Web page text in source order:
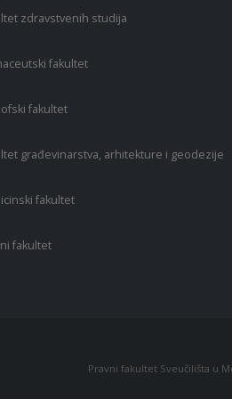
zdravstvenih studija
fakultet
fakultet
građevinarstva, arhitekture i geodezije
fakultet
fakultet
Pravni fakultet Sveučilišta u